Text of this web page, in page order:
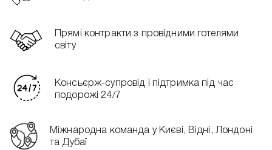
Прямі контракти з провідними готелями
світу
Консьєрж-супровід і підтримка під час
подорожі 24/7
Міжнародна команда у Києві, Відні, Лондоні
та Дубаї